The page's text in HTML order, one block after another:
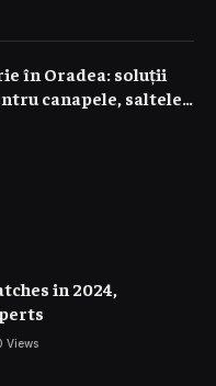
în Oradea: soluții
canapele, saltele
in 2024,
Views